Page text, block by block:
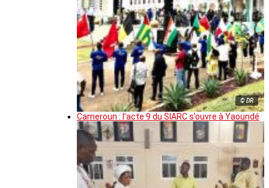
© DR
Cameroun : l’acte 9 du SIARC s’ouvre à Yaoundé